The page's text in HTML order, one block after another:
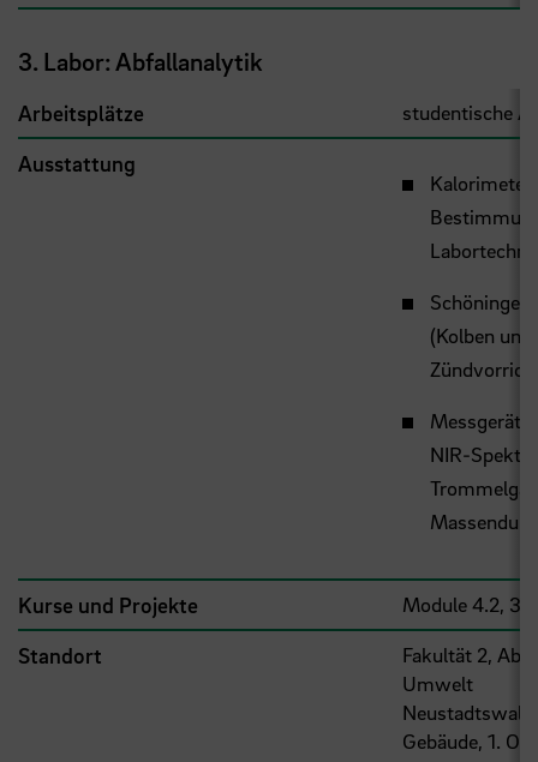
3. Labor: Abfallanalytik
Arbeitsplätze studentische
Ausstattung
Schöninger
(Kolben und
NIR-
Kurse und Projekte Module 4.2,
Standort
Fakultät 2, Abt.
Umwelt
Neustadtswall
Gebäude, 1.